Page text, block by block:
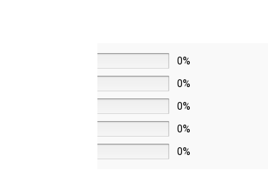
0%
0%
0%
0%
0%